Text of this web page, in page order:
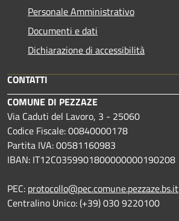
Personale Amministrativo
Documenti e dati
Dichiarazione di accessibilità
CONTATTI
COMUNE DI PEZZAZE
Via Caduti del Lavoro, 3 - 25060
Codice Fiscale: 00840000178
Partita IVA: 00581160983
IBAN: IT12C0359901800000000190208
PEC: protocollo@pec.comune.pezzaze.bs.it
Centralino Unico: (+39) 030 9220100